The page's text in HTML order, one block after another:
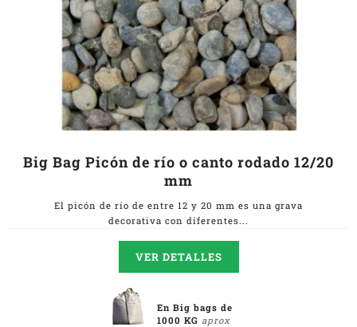
Big Bag Picón de río o canto rodado 12/20
mm
El picón de río de entre 12 y 20 mm es una grava
decorativa con diferentes...
VER DETALLES
En Big bags de
1000 KG aprox